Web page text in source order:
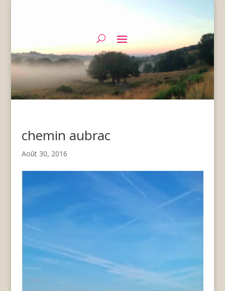
chemin aubrac
Août 30, 2016